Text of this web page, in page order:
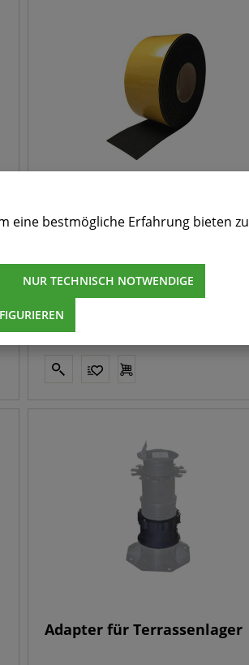
Schutztape 75 x 2 mm
Naturkautschuk
17,68 € / Stck.
Adapter für Terrassenlager
eine bestmögliche Erfahrung bieten zu
NUR TECHNISCH NOTWENDIGE